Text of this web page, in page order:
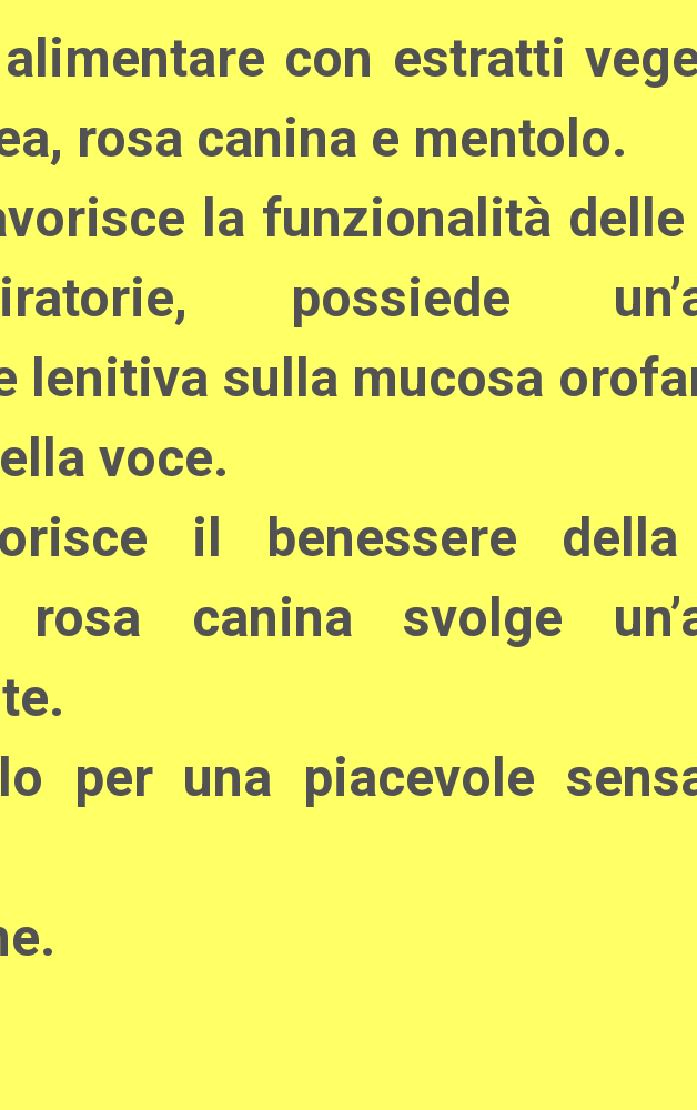
con estratti
rosa canina e mentolo.
la funzionalità
possiede
lenitiva sulla mucosa
voce.
il benessere
canina svolge
per una piacevole